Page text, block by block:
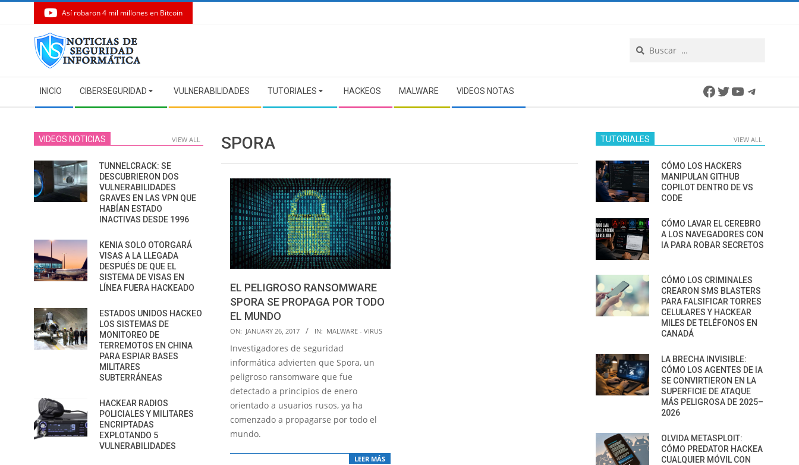
Así robaron 4 mil millones en Bitcoin
Navigation
Menu
INICIO CIBERSEGURIDAD VULNERABILIDADES TUTORIALES HACKEOS MALWARE VIDEOS NOTAS Facebook
Twitter
YouTube
SPORA
EL PELIGROSO RANSOMWARE
SPORA SE PROPAGA POR TODO
EL MUNDO
2017-
01-
26
ON: JANUARY 26, 2017 IN: MALWARE - VIRUS
Investigadores de seguridad
informática advierten que Spora, un
peligroso ransomware que fue
detectado a principios de enero
orientado a usuarios rusos, ya ha
comenzado a propagarse por todo el
mundo.
LEER MÁS
VIDEOS NOTICIAS VIEW ALL
TUNNELCRACK: SE
DESCUBRIERON DOS
VULNERABILIDADES
GRAVES EN LAS VPN QUE
HABÍAN ESTADO
INACTIVAS DESDE 1996
KENIA SOLO OTORGARÁ
VISAS A LA LLEGADA
DESPUÉS DE QUE EL
SISTEMA DE VISAS EN
LÍNEA FUERA HACKEADO
ESTADOS UNIDOS HACKEO
LOS SISTEMAS DE
MONITOREO DE
TERREMOTOS EN CHINA
PARA ESPIAR BASES
MILITARES
SUBTERRÁNEAS
HACKEAR RADIOS
POLICIALES Y MILITARES
ENCRIPTADAS
EXPLOTANDO 5
VULNERABILIDADES
TUTORIALES VIEW ALL
CÓMO LOS HACKERS
MANIPULAN GITHUB
COPILOT DENTRO DE VS
CODE
CÓMO LAVAR EL CEREBRO
A LOS NAVEGADORES CON
IA PARA ROBAR SECRETOS
CÓMO LOS CRIMINALES
CREARON SMS BLASTERS
PARA FALSIFICAR TORRES
CELULARES Y HACKEAR
MILES DE TELÉFONOS EN
CANADÁ
LA BRECHA INVISIBLE:
CÓMO LOS AGENTES DE IA
SE CONVIRTIERON EN LA
SUPERFICIE DE ATAQUE
MÁS PELIGROSA DE 2025–
2026
OLVIDA METASPLOIT:
CÓMO PREDATOR HACKEA
CUALQUIER MÓVIL CON